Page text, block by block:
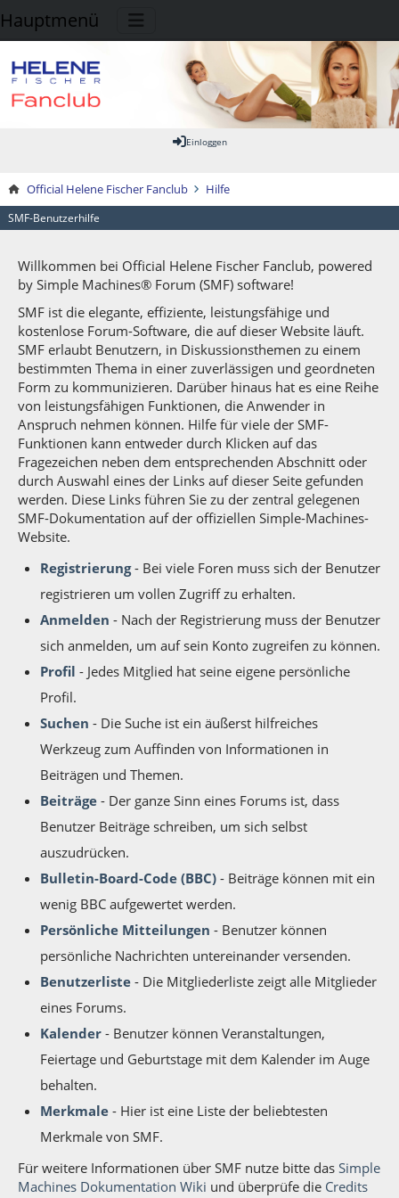
Hauptmenü
Einloggen
Official Helene Fischer Fanclub Hilfe
SMF-Benutzerhilfe
Willkommen bei Official Helene Fischer Fanclub, powered
by Simple Machines® Forum (SMF) software!
SMF ist die elegante, effiziente, leistungsfähige und
kostenlose Forum-Software, die auf dieser Website läuft.
SMF erlaubt Benutzern, in Diskussionsthemen zu einem
bestimmten Thema in einer zuverlässigen und geordneten
Form zu kommunizieren. Darüber hinaus hat es eine Reihe
von leistungsfähigen Funktionen, die Anwender in
Anspruch nehmen können. Hilfe für viele der SMF-
Funktionen kann entweder durch Klicken auf das
Fragezeichen neben dem entsprechenden Abschnitt oder
durch Auswahl eines der Links auf dieser Seite gefunden
werden. Diese Links führen Sie zu der zentral gelegenen
SMF-Dokumentation auf der offiziellen Simple-Machines-
Website.
Registrierung- Bei viele Foren muss sich der Benutzer
registrieren um vollen Zugriff zu erhalten.
Anmelden - Nach der Registrierung muss der Benutzer
sich anmelden, um auf sein Konto zugreifen zu können.
Profil - Jedes Mitglied hat seine eigene persönliche
Profil.
Suchen - Die Suche ist ein äußerst hilfreiches
Werkzeug zum Auffinden von Informationen in
Beiträgen und Themen.
Beiträge - Der ganze Sinn eines Forums ist, dass
Benutzer Beiträge schreiben, um sich selbst
auszudrücken.
Bulletin-Board-Code (BBC) - Beiträge können mit ein
wenig BBC aufgewertet werden.
Persönliche Mitteilungen - Benutzer können
persönliche Nachrichten untereinander versenden.
Benutzerliste - Die Mitgliederliste zeigt alle Mitglieder
eines Forums.
Kalender - Benutzer können Veranstaltungen,
Feiertage und Geburtstage mit dem Kalender im Auge
behalten.
Merkmale - Hier ist eine Liste der beliebtesten
Merkmale von SMF.
Für weitere Informationen über SMF nutze bitte das Simple
Machines Dokumentation Wiki und überprüfe die Credits